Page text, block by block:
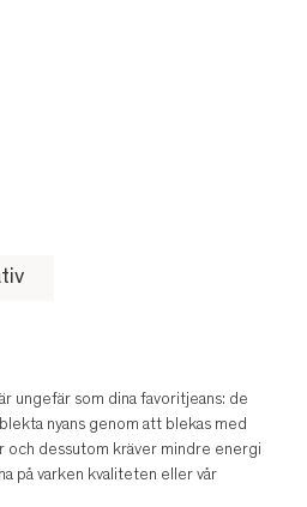
ungefär som dina favoritjeans: de
nyans genom att blekas med
och dessutom kräver mindre energi
på varken kvaliteten eller vår